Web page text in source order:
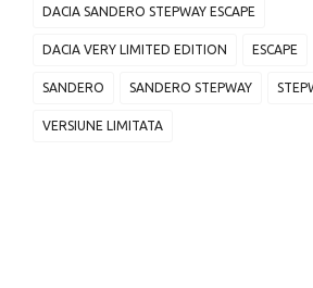
DACIA SANDERO STEPWAY ESCAPE
DACIA VERY LIMITED EDITION ESCAPE
SANDERO SANDERO STEPWAY
VERSIUNE LIMITATA